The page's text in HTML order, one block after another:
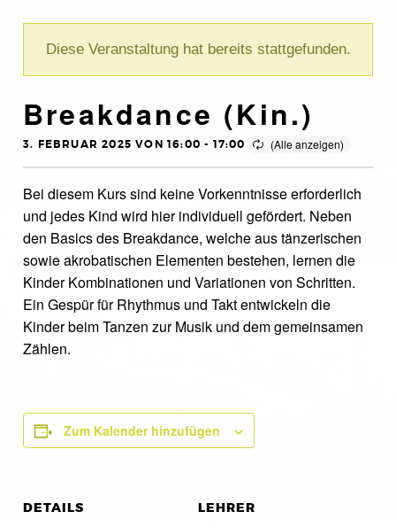
Diese Veranstaltung hat bereits stattgefunden.
Breakdance (Kin.)
3. FEBRUAR 2025 VON 16:00 - 17:00
Bei diesem Kurs sind keine Vorkenntnisse erforderlich
und jedes Kind wird hier individuell gefördert. Neben
den Basics des Breakdance, welche aus tänzerischen
sowie akrobatischen Elementen bestehen, lernen die
Kinder Kombinationen und Variationen von Schritten.
Ein Gespür für Rhythmus und Takt entwickeln die
Kinder beim Tanzen zur Musik und dem gemeinsamen
Zählen.
Zum Kalender hinzufügen
DETAILS LEHRER